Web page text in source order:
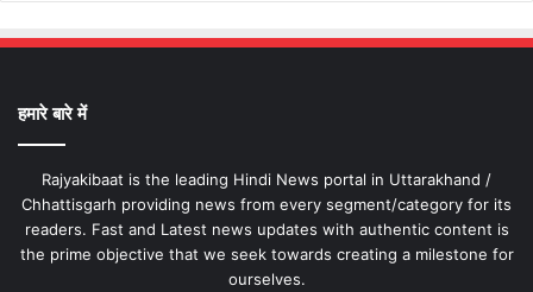
हमारे बारे में
Rajyakibaat is the leading Hindi News portal in Uttarakhand /
Chhattisgarh providing news from every segment/category for its
readers. Fast and Latest news updates with authentic content is
the prime objective that we seek towards creating a milestone for
ourselves.